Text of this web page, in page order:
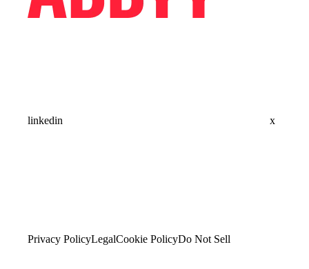
linkedin x
Privacy PolicyLegalCookie PolicyDo Not Sell